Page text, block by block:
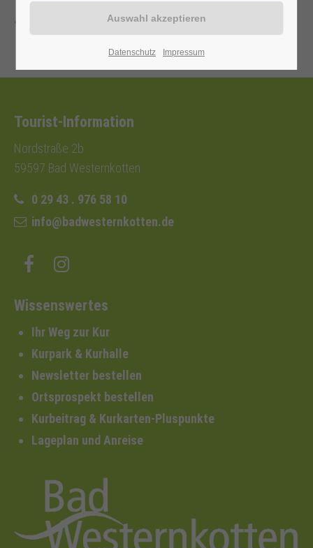
Tourist-Information
Nordstraße 2b
59597 Bad Westernkotten
0 29 43 . 976 58 10
info@badwesternkotten.de
Wissenswertes
Ihr Weg zur Kur
Kurpark & Kurhalle
Newsletter bestellen
Ortsprospekt bestellen
Kurbeitrag & Kurkarten-Pluspunkte
Lageplan und Anreise
Datenschutz Impressum